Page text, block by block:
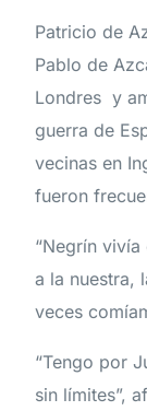
Patricio de
Pablo de
Londres y
guerra de
vecinas en
fueron
“Negrín
a la nuestra,
veces
“Tengo por
sin límites”,